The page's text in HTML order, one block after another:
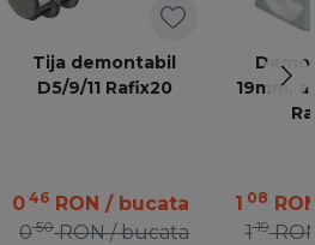
Tija demontabil
D5/9/11 Rafix20
0 46 RON / bucata
050 RON / bucata
19mm,
1 08
119